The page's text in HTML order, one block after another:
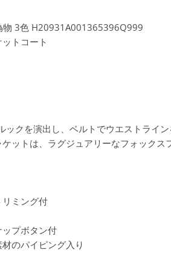
物 3色 H20931A001365396Q999
トコート
クを演出し、ベルトでウエストライ
ットは、ラグジュアリーなフォックス
ミング付
プボタン付
のパイピング入り